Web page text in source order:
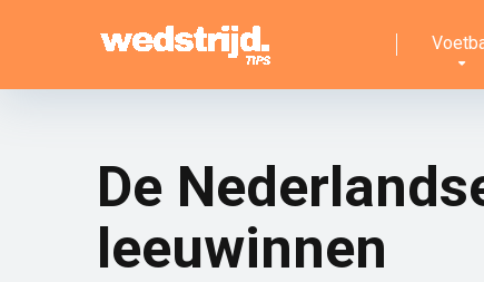
De
leeuwinnen